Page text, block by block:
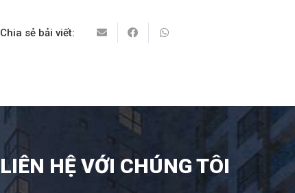
Chia sẻ bải viết:
LIÊN HỆ VỚI CHÚNG TÔI